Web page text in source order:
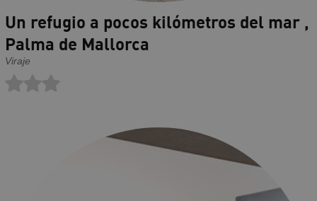
Un refugio a pocos kilómetros del mar ,
Palma de Mallorca
Viraje